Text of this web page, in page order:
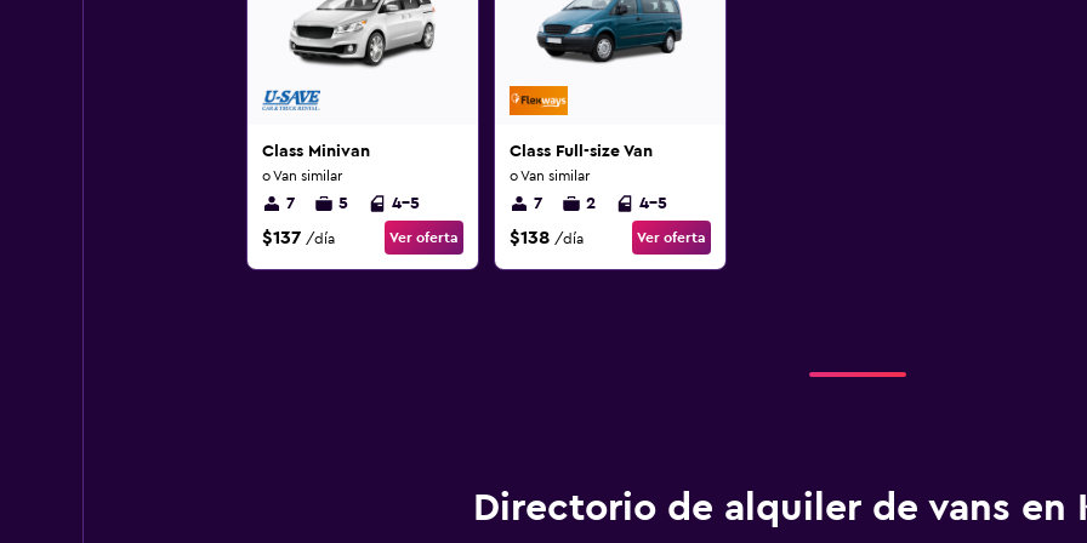
Class Minivan
o Van similar
7 5 4-5
$137 /día Ver oferta
Class Full-size Van
o Van similar
7 2 4-5
$138 /día Ver oferta
Directorio de alquiler de vans en